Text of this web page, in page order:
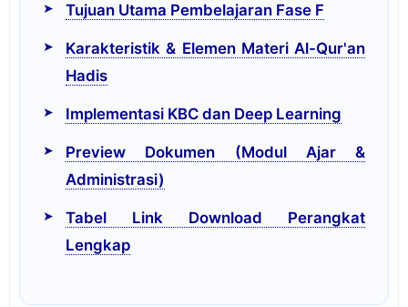
Tujuan Utama Pembelajaran Fase F
Karakteristik & Elemen Materi Al-Qur'an
Hadis
Implementasi KBC dan Deep Learning
Preview Dokumen (Modul Ajar &
Administrasi)
Tabel Link Download Perangkat
Lengkap